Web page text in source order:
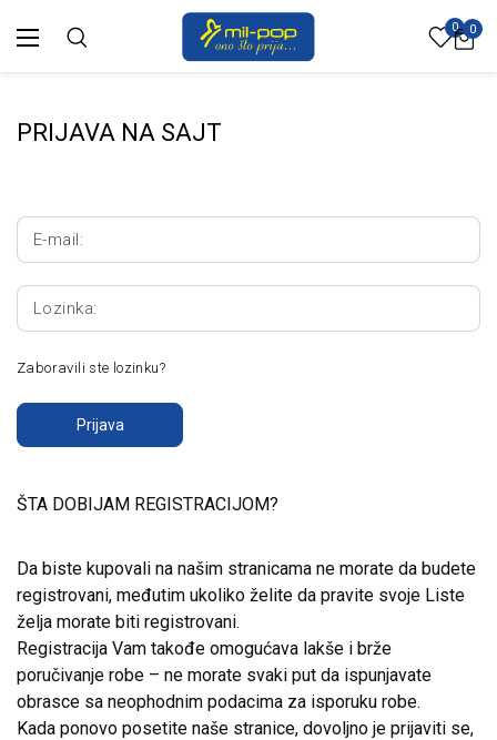
0 0
PRIJAVA NA SAJT
E-mail:
Lozinka:
Zaboravili ste lozinku?
Prijava
ŠTA DOBIJAM REGISTRACIJOM?
Da biste kupovali na našim stranicama ne morate da budete
registrovani, međutim ukoliko želite da pravite svoje Liste
želja morate biti registrovani.
Registracija Vam takođe omogućava lakše i brže
poručivanje robe – ne morate svaki put da ispunjavate
obrasce sa neophodnim podacima za isporuku robe.
Kada ponovo posetite naše stranice, dovoljno je prijaviti se,